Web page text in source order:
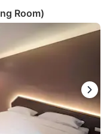
Room)